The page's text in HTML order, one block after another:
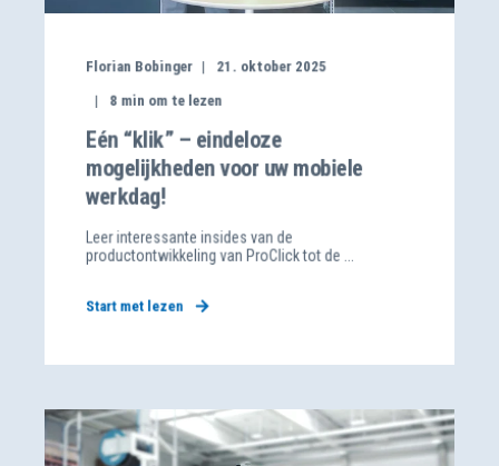
Florian Bobinger
21. oktober 2025
8 min om te lezen
Eén “klik” – eindeloze
mogelijkheden voor uw mobiele
werkdag!
Leer interessante insides van de
productontwikkeling van ProClick tot de ...
Start met lezen